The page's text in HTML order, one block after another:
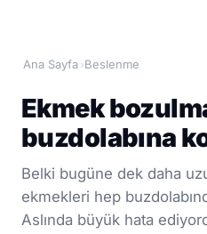
Ana Sayfa ›Beslenme
Ekmek
buzdolabına
Belki bugüne dek daha
ekmekleri hep
Aslında büyük hata